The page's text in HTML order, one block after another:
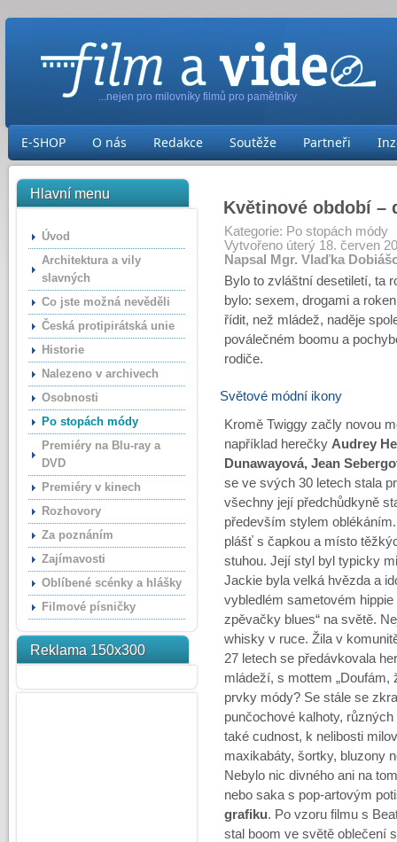
...nejen pro milovníky filmů pro pamětníky
E-SHOP O nás Redakce Soutěže Partneři
Hlavní menu
Úvod
Architektura a vily
slavných
Co jste možná nevěděli
Česká protipirátská unie
Historie
Nalezeno v archivech
Osobnosti
Po stopách módy
Premiéry na Blu-ray a
DVD
Premiéry v kinech
Rozhovory
Za poznáním
Zajímavosti
Oblíbené scénky a hlášky
Filmové písničky
Reklama 150x300
Květinové období –
Kategorie: Po stopách módy
Vytvořeno úterý 18. červen
Napsal Mgr. Vlaďka
Bylo to zvláštní desetiletí, ta
bylo: sexem, drogami a
řídit, než mládež, naděje
poválečném boomu a
rodiče.
Světové módní ikony
Kromě Twiggy začly novou
například herečky Audrey
Dunawayová, Jean
se ve svých 30 letech stala
všechny její předchůdkyně
především stylem
plášť s čapkou a místo
stuhou. Její styl byl typicky
Jackie byla velká hvězda a
vybledlém sametovém
zpěvačky blues“ na světě.
whisky v ruce. Žila v
27 letech se předávkovala
mládeží, s mottem „Doufám,
prvky módy? Se stále se
punčochové kalhoty,
také cudnost, k nelibosti
maxikabáty, šortky, bluzony
Nebylo nic divného ani na
nebo saka s pop-artovým
grafiku. Po vzoru filmu s
stal boom ve světě oblečení